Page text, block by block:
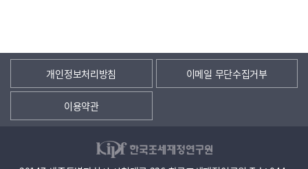
개인정보처리방침 이메일 무단수집거부
이용약관